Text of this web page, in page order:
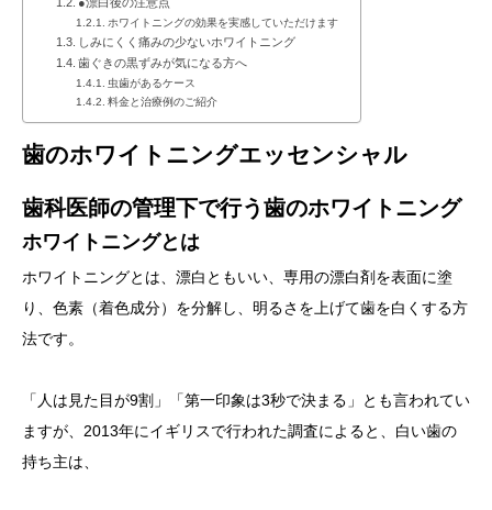
ホワイトニングの効果を実感していただけます
しみにくく痛みの少ないホワイトニング
歯ぐきの黒ずみが気になる方へ
虫歯があるケース
料金と治療例のご紹介
歯のホワイトニングエッセンシャル
歯科医師の管理下で行う歯のホワイトニング
ホワイトニングとは
ホワイトニングとは、漂白ともいい、専用の漂白剤を表面に塗
り、色素（着色成分）を分解し、明るさを上げて歯を白くする方
法です。
「人は見た目が9割」「第一印象は3秒で決まる」とも言われてい
ますが、2013年にイギリスで行われた調査によると、白い歯の
持ち主は、